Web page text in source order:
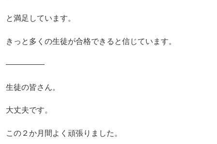
と満足しています。
きっと多くの生徒が合格できると信じています。
―――――
生徒の皆さん。
大丈夫です。
この２か月間よく頑張りました。